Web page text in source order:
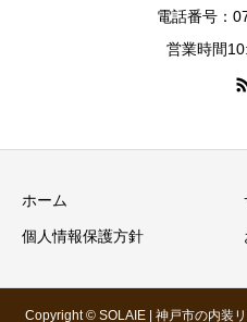
電話番号：
営業時間
ホーム
個人情報保護方針
Copyright © SOLAIE | 神戸市の内装